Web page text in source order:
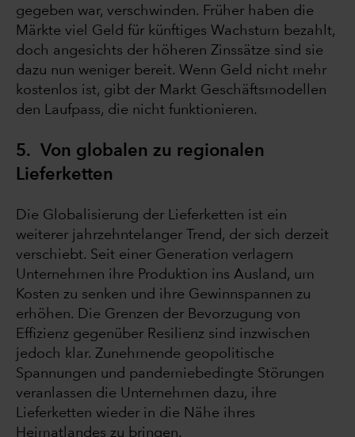
gegeben war, verschwinden. Früher haben die
Märkte viel Geld für künftiges Wachstum bezahlt,
doch angesichts der höheren Zinssätze sind sie
dazu nun weniger bereit. Wenn Geld nicht mehr
kostenlos ist, gibt der Markt Geschäftsmodellen
den Laufpass, die nicht funktionieren.
5. Von globalen zu regionalen
Lieferketten
Die Globalisierung der Lieferketten ist ein
weiterer jahrzehntelanger Trend, der sich derzeit
verschiebt. Seit einer Generation verlagern
Unternehmen ihre Produktion ins Ausland, um
Kosten zu senken und ihre Gewinnspannen zu
erhöhen. Die Grenzen der Bevorzugung von
Effizienz gegenüber Resilienz sind inzwischen
jedoch klar. Zunehmende geopolitische
Spannungen und pandemiebedingte Störungen
veranlassen die Unternehmen dazu, ihre
Lieferketten wieder in die Nähe ihres
Heimatlandes zu bringen.